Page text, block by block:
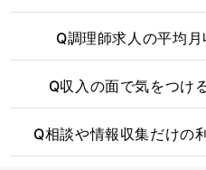
Q調理師求人の平均
Q収入の面で気をつけ
Q相談や情報収集だけの